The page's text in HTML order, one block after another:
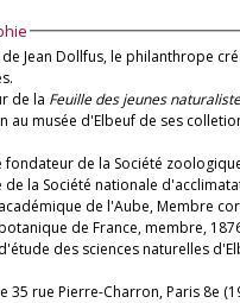
Jean Dollfus, le philanthrope
de la Feuille des jeunes
au musée d'Elbeuf de ses
fondateur de la Société
de la Société nationale
de l'Aube, Membre
de France, membre,
des sciences naturelles
35 rue Pierre-Charron, Paris 8e